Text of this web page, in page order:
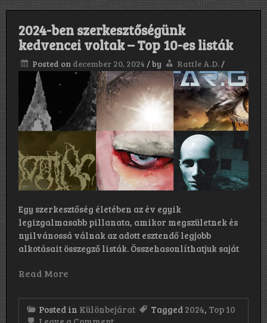
2024-ben szerkesztőségünk
kedvencei voltak – Top 10-es listák
Posted on december 20, 2024 /by Rattle A.D./
Egy szerkesztőség életében az év egyik
legizgalmasabb pillanata, amikor megszületnek és
nyilvánossá válnak az adott esztendő legjobb
alkotásait összegző listák. Összehasonlíthatjuk saját
Read More
Posted in Különbejárat Tagged 2024, Top 10